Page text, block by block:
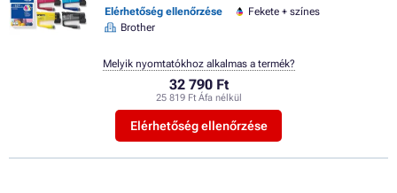
Elérhetőség ellenőrzése
Fekete + színes
Brother
32 790 Ft
25 819 Ft Áfa nélkül
Elérhetőség ellenőrzése
Melyik nyomtatókhoz alkalmas a termék?